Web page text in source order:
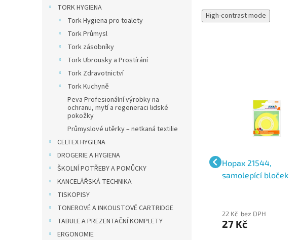
TORK HYGIENA
Tork Hygiena pro toalety
Tork Průmysl
Tork zásobníky
Tork Ubrousky a Prostírání
Tork Zdravotnictví
Tork Kuchyně
Peva Profesionální výrobky na
ochranu, mytí a regeneraci lidské
pokožky
Průmyslové utěrky – netkaná textilie
CELTEX HYGIENA
DROGERIE A HYGIENA
ŠKOLNÍ POTŘEBY A POMŮCKY
KANCELÁŘSKÁ TECHNIKA
TISKOPISY
TONEROVÉ A INKOUSTOVÉ CARTRIDGE
TABULE A PREZENTAČNÍ KOMPLETY
ERGONOMIE
High-contrast mode
Samolepicí bloček v
Contacta 60 mm × 10 m,
178 Kč
Hopax samolepící
rozměr 76x76 mm, typ Z
17 Kč
Hopax 21544,
samolepící bloček
22 Kč bez DPH
27 Kč